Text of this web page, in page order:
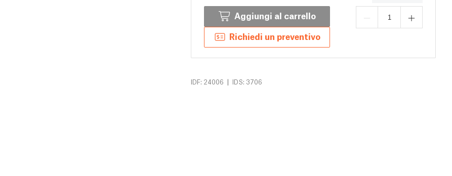
Aggiungi al carrello
Richiedi un preventivo
IDF: 24006 | IDS: 3706